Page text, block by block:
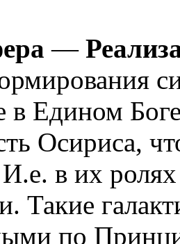
—
в Едином
Осириса,
в их
Такие
по